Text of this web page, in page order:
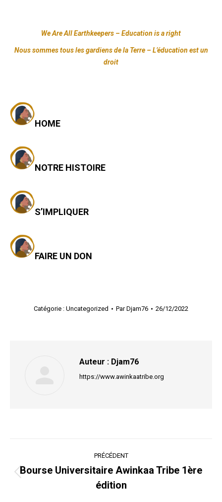
We Are All Earthkeepers – Education is a right
Nous sommes tous les gardiens de la Terre – L’éducation est un
droit
HOME
NOTRE HISTOIRE
S’IMPLIQUER
FAIRE UN DON
Catégorie : Uncategorized ParDjam76 26/12/2022
Auteur : Djam76
https://www.awinkaatribe.org
article
PRÉCÉDENT
Article
précédent
Bourse Universitaire Awinkaa Tribe 1ère
édition